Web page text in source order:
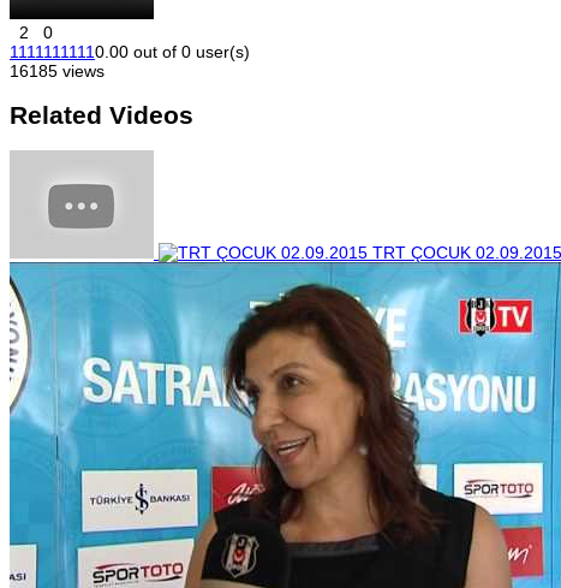
2
0
11111111110.00 out of 0 user(s)
16185 views
Related Videos
TRT ÇOCUK 02.09.2015